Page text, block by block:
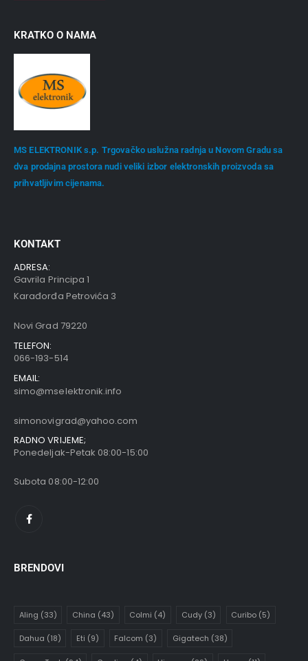
KRATKO O NAMA
MS ELEKTRONIK s.p. Trgovačko uslužna radnja u Novom Gradu sa
dva prodajna prostora nudi veliki izbor elektronskih proizvoda sa
prihvatljivim cijenama.
KONTAKT
ADRESA:
Gavrila Principa 1
Karađorđa Petrovića 3
Novi Grad 79220
TELEFON:
066-193-514
EMAIL:
simo@mselektronik.info
simonovigrad@yahoo.com
RADNO VRIJEME;
Ponedeljak-Petak 08:00-15:00
Subota 08:00-12:00
BRENDOVI
Aling (33) China (43) Colmi (4) Cudy(3) Curibo (5)
Dahua (18) Eti (9) Falcom (3) Gigatech (38)